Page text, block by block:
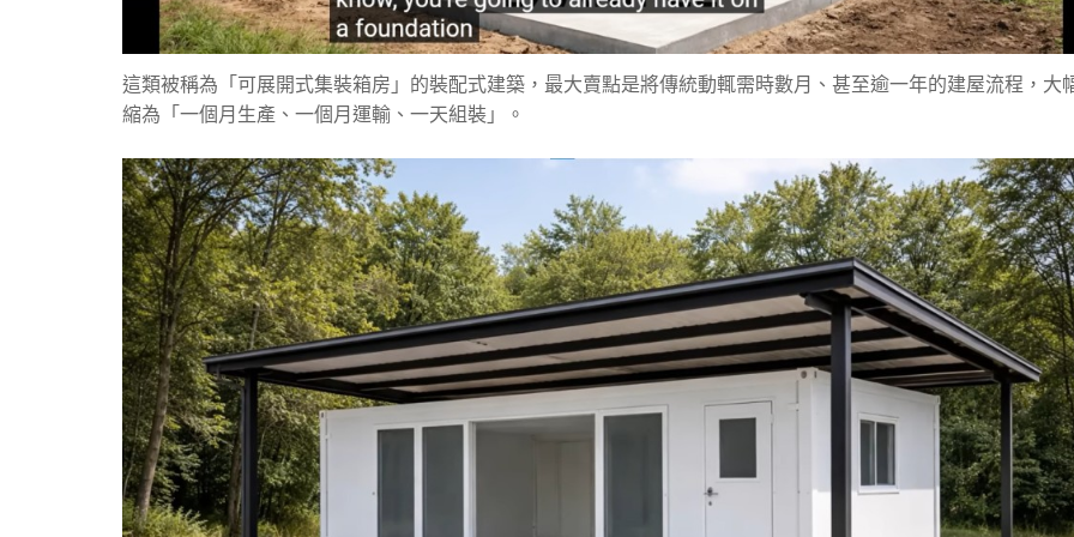
這類被稱為「可展開式集裝箱房」的裝配式建築，最大賣點是將傳統動輒需時數月、甚至逾一年的建屋流程，大
縮為「一個月生產、一個月運輸、一天組裝」。